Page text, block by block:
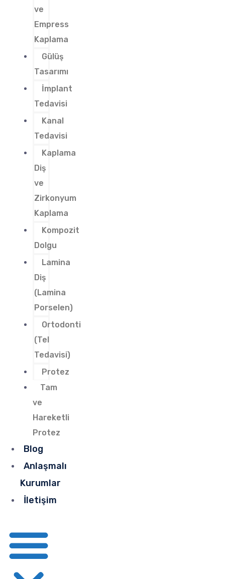
ve
Empress
Kaplama
Gülüş
Tasarımı
İmplant
Tedavisi
Kanal
Tedavisi
Kaplama
Diş
ve
Zirkonyum
Kaplama
Kompozit
Dolgu
Lamina
Diş
(Lamina
Porselen)
Ortodonti
(Tel
Tedavisi)
Protez
Tam
ve
Hareketli
Protez
Blog
Anlaşmalı
Kurumlar
İletişim